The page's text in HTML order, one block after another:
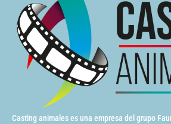
Casting animales es una empresa del grupo